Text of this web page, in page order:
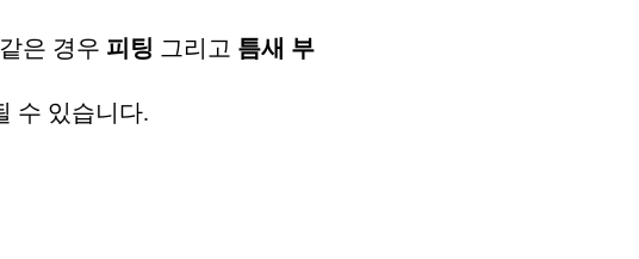
은 경우 피팅 그리고 틈새 부
수 있습니다.